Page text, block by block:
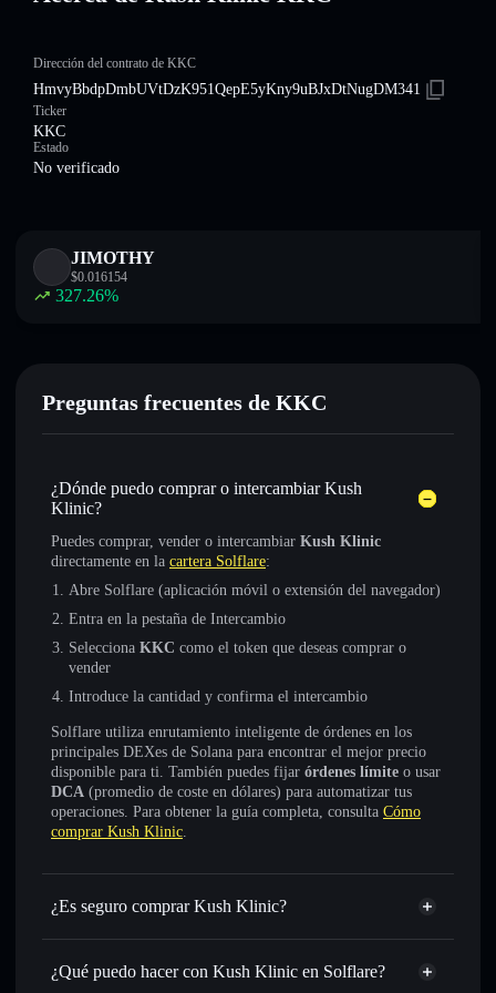
Dirección del contrato de KKC
HmvyBbdpDmbUVtDzK951QepE5yKny9uBJxDtNugDM341
Ticker
KKC
Estado
No verificado
JIMOTHY
$0.016154
327.26%
Preguntas frecuentes de KKC
¿Dónde puedo comprar o intercambiar Kush
Klinic?
Puedes comprar, vender o intercambiar Kush Klinic
directamente en la cartera Solflare:
Abre Solflare (aplicación móvil o extensión del navegador)
Entra en la pestaña de Intercambio
Selecciona KKC como el token que deseas comprar o
vender
Introduce la cantidad y confirma el intercambio
Solflare utiliza enrutamiento inteligente de órdenes en los
principales DEXes de Solana para encontrar el mejor precio
disponible para ti. También puedes fijar órdenes límite o usar
DCA (promedio de coste en dólares) para automatizar tus
operaciones. Para obtener la guía completa, consulta Cómo
comprar Kush Klinic.
¿Es seguro comprar Kush Klinic?
Kush Klinic no está verificado
¿Qué puedo hacer con Kush Klinic en Solflare?